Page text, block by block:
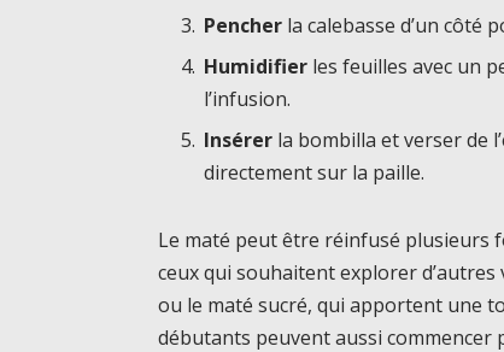
Pencher la calebasse d’un côté
Humidifier les feuilles avec un
l’infusion.
Insérer la bombilla et verser de
directement sur la paille.
Le maté peut être réinfusé plusieurs
ceux qui souhaitent explorer
ou le maté sucré, qui apportent une
débutants peuvent aussi